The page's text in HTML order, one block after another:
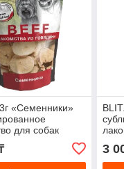
«Семенники»
для собак
3